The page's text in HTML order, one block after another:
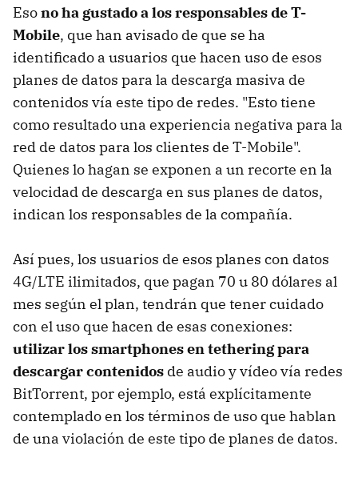
Esono ha gustado a los responsables de T-
Mobile, que han avisado de que se ha
identificado a usuarios que hacen uso de esos
planes de datos para la descarga masiva de
contenidos vía este tipo de redes. "Esto tiene
como resultado una experiencia negativa para la
red de datos para los clientes de T-Mobile".
Quienes lo hagan se exponen a un recorte en la
velocidad de descarga en sus planes de datos,
indican los responsables de la compañía.
Así pues, los usuarios de esos planes con datos
4G/LTE ilimitados, que pagan 70 u 80 dólares al
mes según el plan, tendrán que tener cuidado
con el uso que hacen de esas conexiones:
utilizar los smartphones en tethering para
descargar contenidos de audio y vídeo vía redes
BitTorrent, por ejemplo, está explícitamente
contemplado en los términos de uso que hablan
de una violación de este tipo de planes de datos.